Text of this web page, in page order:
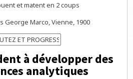
et matent en 2 coups
George Marco, Vienne, 1900
à développer des
analytiques